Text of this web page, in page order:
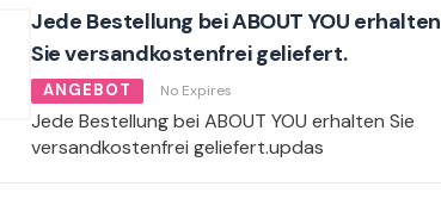
Jede Bestellung bei ABOUT YOU erhalten
Sie versandkostenfrei geliefert.
ANGEBOT No Expires
Jede Bestellung bei ABOUT YOU erhalten Sie
versandkostenfrei geliefert.updas